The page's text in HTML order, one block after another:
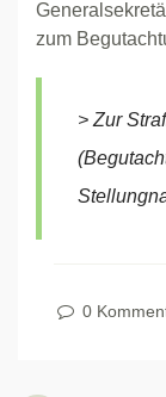
zum
> Zur
0